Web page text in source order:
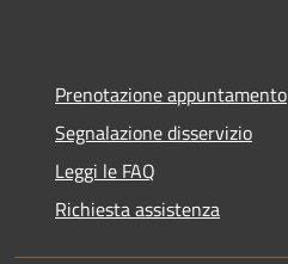
Prenotazione appuntamento
Segnalazione disservizio
Leggi le FAQ
Richiesta assistenza